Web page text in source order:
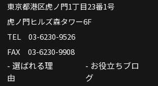
東京都港区虎ノ門1丁目23番1号
虎ノ門ヒルズ森タワー6F
TEL 03-6230-9526
FAX 03-6230-9908
- 選ばれる理
由
- お役立ちブロ
グ